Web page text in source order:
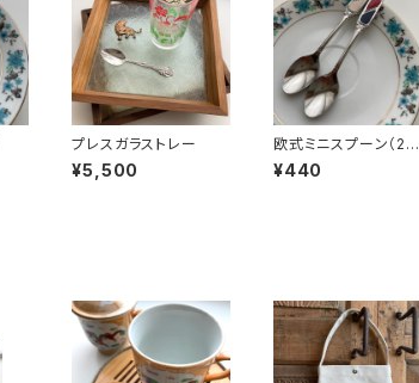
プレスガラストレー
¥5,500
欧式ミニスプーン（2本
セット）
¥440